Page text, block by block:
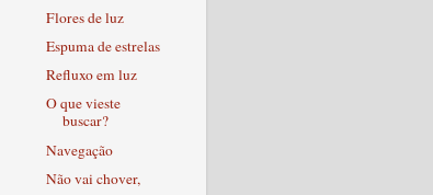
Flores de luz
Espuma de estrelas
Refluxo em luz
O que vieste
buscar?
Navegação
Não vai chover,